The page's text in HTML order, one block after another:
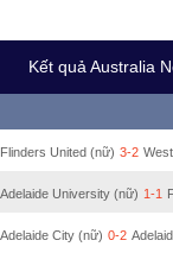
Kết quả Australia
Flinders United (nữ) 3-2
Adelaide University (nữ) 1-1
Adelaide City (nữ) 0-2